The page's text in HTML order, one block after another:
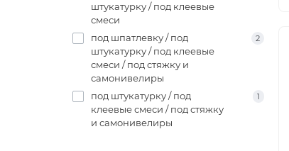
штукатурку / под клеевые
смеси
под шпатлевку / под
штукатурку / под клеевые
смеси / под стяжку и
самонивелиры
2
под штукатурку / под
клеевые смеси / под стяжку
и самонивелиры
1